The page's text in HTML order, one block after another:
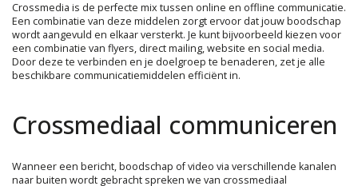
Crossmedia is de perfecte mix tussen online en offline communicatie.
Een combinatie van deze middelen zorgt ervoor dat jouw boodschap
wordt aangevuld en elkaar versterkt. Je kunt bijvoorbeeld kiezen voor
een combinatie van flyers, direct mailing, website en social media.
Door deze te verbinden en je doelgroep te benaderen, zet je alle
beschikbare communicatiemiddelen efficiënt in.
Crossmediaal communiceren
Wanneer een bericht, boodschap of video via verschillende kanalen
naar buiten wordt gebracht spreken we van crossmediaal